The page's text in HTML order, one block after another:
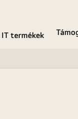
IT termékek